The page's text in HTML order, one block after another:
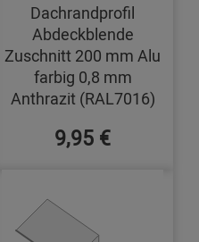
Dachrandprofil
Abdeckblende
Zuschnitt 200 mm Alu
farbig 0,8 mm
Anthrazit (RAL7016)
9,95 €